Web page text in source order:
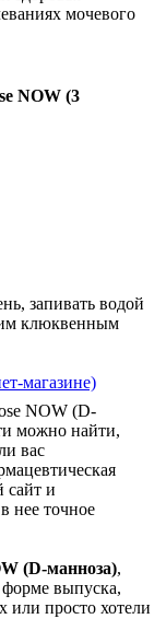
мочевого
NOW (3
запивать водой
клюквенным
магазине)
NOW (D-
можно найти,
вас
сайт и
нее точное
(D-манноза),
форме выпуска,
или просто хотели